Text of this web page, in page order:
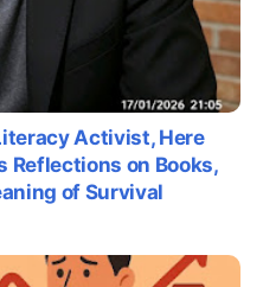
Activist, Here
Reflections on Books,
of Survival